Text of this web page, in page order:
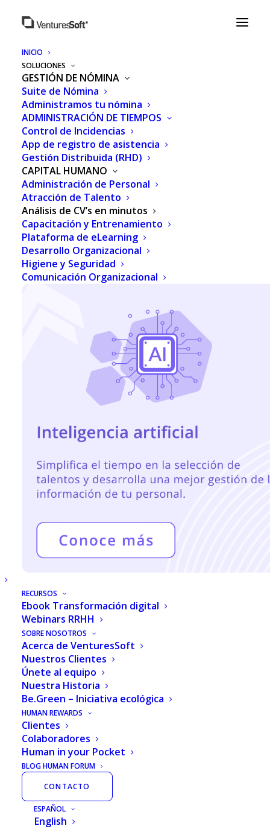
INICIO
SOLUCIONES
GESTIÓN DE NÓMINA
Suite de Nómina
Administramos tu nómina
ADMINISTRACIÓN DE TIEMPOS
Control de Incidencias
App de registro de asistencia
Gestión Distribuida (RHD)
CAPITAL HUMANO
Administración de Personal
Atracción de Talento
Análisis de CV’s en minutos
Capacitación y Entrenamiento
Plataforma de eLearning
Desarrollo Organizacional
Higiene y Seguridad
Comunicación Organizacional
Inteligencia
artificialRECURSOS
Ebook Transformación digital
Webinars RRHH
SOBRE NOSOTROS
Acerca de VenturesSoft
Nuestros Clientes
Únete al equipo
Nuestra Historia
Be.Green – Iniciativa ecológica
HUMAN REWARDS
Clientes
Colaboradores
Human in your Pocket
BLOG HUMAN FORUM
CONTACTO
ESPAÑOL
English
¡Apóyate de la IA y el Big Data
talento!
Con Human Pandora+ analiza, filtra y perfila un
alto número de CV’s en minutos y selecciona a tu
top de candidatos de acuerdo a sus
Automatiza tu cartera de candidatos para contar
con el mejor elemento.
Prueba 15 días GRATIS
AGILIZA TU PROCESO DE SELECCIÓN CON TAN
¿Quieres conocer los beneficios
de Human Pandora?
Te los presentamos: